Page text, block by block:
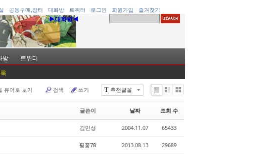
공동구매,장터 대화방 트위터 로그인 회원가입 즐겨찾기
▶대화방◀
방 트위터
T 추천글꼴
뷰어로 보기 검색 쓰기
Li
Zi
e
G
le
y
글쓴이 날짜 조회 수
김민성 2004.11.07 65433
핑퐁78 2013.08.13 29689